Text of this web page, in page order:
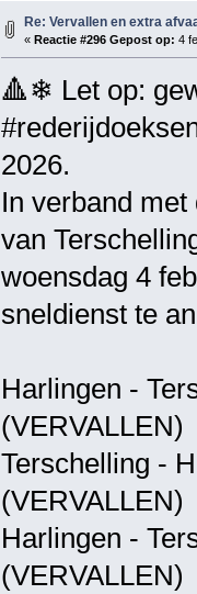
Re: Vervallen en extra
« Reactie #296 Gepost op: 4
🔺❄ Let op:
2026.
In verband
van
woensdag 4
sneldienst te
Harlingen -
(VERVALLEN)
Terschelling
(VERVALLEN)
Harlingen -
(VERVALLEN)